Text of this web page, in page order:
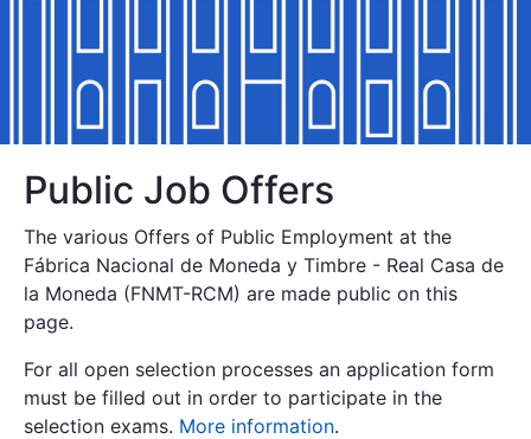
Show/Hide
Show/Hide
Show/Hide
Show/Hide
Show/Hide
Public Job Offers
The various Offers of Public Employment at the
Fábrica Nacional de Moneda y Timbre - Real Casa de
la Moneda (FNMT-RCM) are made public on this
page.
For all open selection processes an application form
must be filled out in order to participate in the
selection exams. More information.